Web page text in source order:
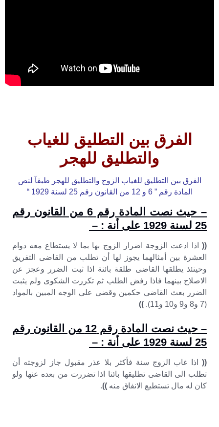
الفرق بين التطليق للغياب
والتطليق للهجر
الفرق بين التطليق للغياب الزوج والتطليق للهجر طبقآ لنص
المادة رقم ” 6 و 12 من القانون رقم 25 لسنة 1929 “
– حيث نصت المادة رقم 6 من القانون رقم
25 لسنة 1929 على أنة : –
(( اذا ادعت الزوجة اضرار الزوج بها بما لا يستطاع معه دوام
العشرة بين أمثالهما يجوز لها أن تطلب من القاضى التفريق
وحينئذ يطلقها القاضى طلقة بائنة اذا ثبت الضرر وعجز عن
الاصلاح بينهما فاذا رفض الطلب ثم تكررت الشكوى ولم يثبت
الضرر بعث القاضى حكمين وقضى على الوجه المبين بالمواد
(7 و8 و9 و10 و11).
))
– حيث نصت المادة رقم 12 من القانون رقم
25 لسنة 1929 على أنة : –
(( اذا غاب الزوج سنة فأكثر بلا عذر مقبول جاز لزوجته أن
تطلب الى القاضى تطليقها بائنا اذا تضررت من بعده عنها ولو
كان له مال تستطيع الانفاق منه ))
.